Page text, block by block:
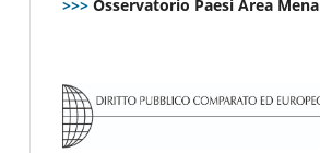
>>> Osservatorio Paesi Area Mena